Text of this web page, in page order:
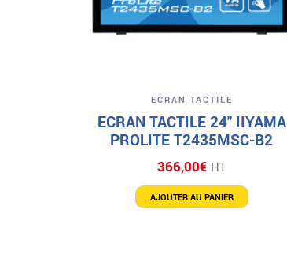
ECRAN TACTILE
ECRAN TACTILE 24″ IIYAMA
PROLITE T2435MSC-B2
366,00€ HT
AJOUTER AU PANIER